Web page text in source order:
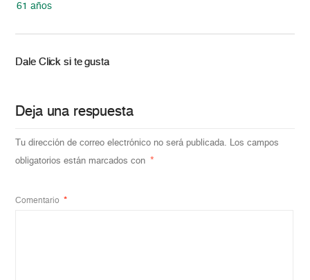
61 años
Dale Click si te gusta
Deja una respuesta
Tu dirección de correo electrónico no será publicada. Los campos
obligatorios están marcados con *
Comentario *